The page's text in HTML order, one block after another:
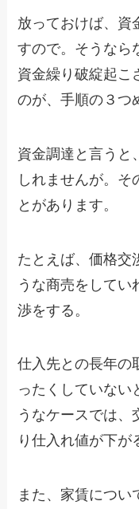
放っておけば、資
すので。そうなら
資金繰り破綻起こ
のが、手順の３つ
資金調達と言うと
しれませんが。そ
とがあります。
たとえば、価格交
うな商売をしてい
渉をする。
仕入先との長年の
ったくしていない
うなケースでは、
り仕入れ値が下が
また、家賃につい